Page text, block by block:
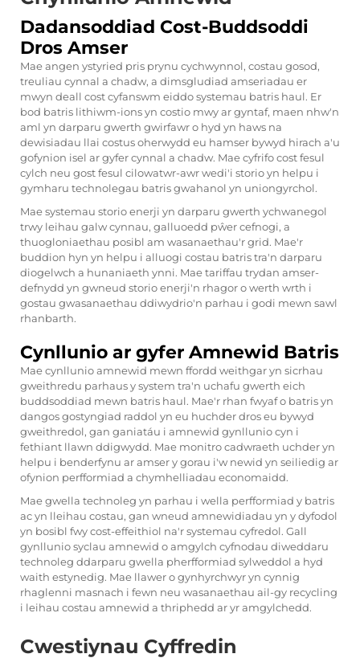
Dadansoddiad Cost-Buddsoddi
Dros Amser
Mae angen ystyried pris prynu cychwynnol, costau gosod,
treuliau cynnal a chadw, a dimsgludiad amseriadau er
mwyn deall cost cyfanswm eiddo systemau batris haul. Er
bod batris lithiwm-ions yn costio mwy ar gyntaf, maen nhw'n
aml yn darparu gwerth gwirfawr o hyd yn haws na
dewisiadau llai costus oherwydd eu hamser bywyd hirach a'u
gofynion isel ar gyfer cynnal a chadw. Mae cyfrifo cost fesul
cylch neu gost fesul cilowatwr-awr wedi'i storio yn helpu i
gymharu technolegau batris gwahanol yn uniongyrchol.
Mae systemau storio enerji yn darparu gwerth ychwanegol
trwy leihau galw cynnau, galluoedd pŵer cefnogi, a
thuogloniaethau posibl am wasanaethau'r grid. Mae'r
buddion hyn yn helpu i alluogi costau batris tra'n darparu
diogelwch a hunaniaeth ynni. Mae tariffau trydan amser-
defnydd yn gwneud storio enerji'n rhagor o werth wrth i
gostau gwasanaethau ddiwydrio'n parhau i godi mewn sawl
rhanbarth.
Cynllunio ar gyfer Amnewid Batris
Mae cynllunio amnewid mewn ffordd weithgar yn sicrhau
gweithredu parhaus y system tra'n uchafu gwerth eich
buddsoddiad mewn batris haul. Mae'r rhan fwyaf o batris yn
dangos gostyngiad raddol yn eu huchder dros eu bywyd
gweithredol, gan ganiatáu i amnewid gynllunio cyn i
fethiant llawn ddigwydd. Mae monitro cadwraeth uchder yn
helpu i benderfynu ar amser y gorau i'w newid yn seiliedig ar
ofynion perfformiad a chymhelliadau economaidd.
Mae gwella technoleg yn parhau i wella perfformiad y batris
ac yn lleihau costau, gan wneud amnewidiadau yn y dyfodol
yn bosibl fwy cost-effeithiol na'r systemau cyfredol. Gall
gynllunio syclau amnewid o amgylch cyfnodau diweddaru
technoleg ddarparu gwella pherfformiad sylweddol a hyd
waith estynedig. Mae llawer o gynhyrchwyr yn cynnig
rhaglenni masnach i fewn neu wasanaethau ail-gy recycling
i leihau costau amnewid a thriphedd ar yr amgylchedd.
Cwestiynau Cyffredin